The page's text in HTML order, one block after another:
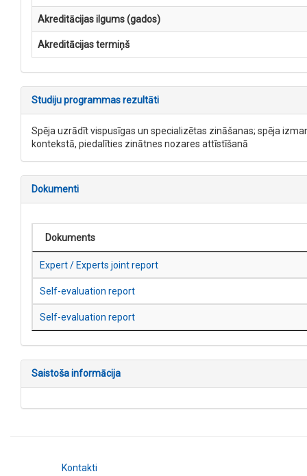
Akreditācijas ilgums (gados)
Akreditācijas termiņš
Studiju programmas rezultāti
Spēja uzrādīt vispusīgas un specializētas zināšanas; spēja
kontekstā, piedalīties zinātnes nozares attīstīšanā
Dokumenti
Dokuments
Expert / Experts joint report
Self-evaluation report
Self-evaluation report
Saistoša informācija
Kontakti